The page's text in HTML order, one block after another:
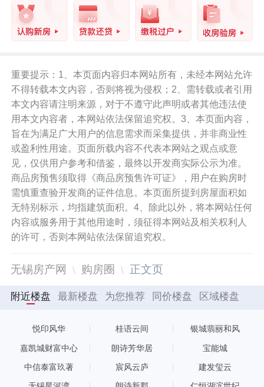
重要提示：1、本页面内容归本网站所有，未经本网站允许
不得转载本文内容，否则将视为侵权；2、需转载或者引用
本文内容请注明来源，对于不遵守此声明或者其他违法使
用本文内容者，本网站依法保留追究权。3、本页面内容，
旨在为满足广大用户的信息需求而采集提供，并非商业性
或盈利性用途。页面所载内容不代表本网站之观点或意
见，仅供用户参考和借鉴，最终以开发商实际公示为准。
商品房预售须取得《商品房预售许可证》，用户在购房时
需慎重查验开发商的证件信息。本页面所提到房屋面积如
无特别标示，均指建筑面积。4、除此以外，将本网站任何
内容或服务用于其他用途时，须征得本网站及相关权利人
的许可，否则本网站依法保留追究权。
无锡房产网 购房圈 正文页
附近楼盘 最新楼盘 为您推荐 同价楼盘 区域楼盘
悦印风华 桂语云间 银城翡丽和风
嘉凯城财富中心 朗诗芳华居 宝能城
中信泰富玖著 宸风云庐 建发玺云